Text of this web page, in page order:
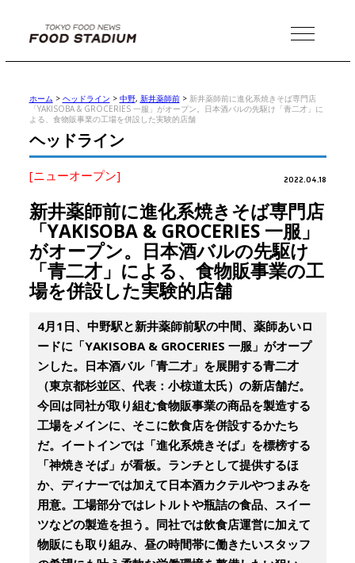
MENU
ホーム > ヘッドライン > 中野, 新井薬師前> 新井薬師前に進化系焼きそば専門店
「YAKISOBA & GROCERIES 一服」がオープン。日本酒バルの先駆け「青二才」に
よる、食物販事業の工場を併設した実験的店舗
ヘッドライン
[ニューオープン] 2022.04.18
新井薬師前に進化系焼きそば専門店
「YAKISOBA & GROCERIES 一服」
がオープン。日本酒バルの先駆け
「青二才」による、食物販事業の工
場を併設した実験的店舗
4月1日、中野駅と新井薬師前駅の中間、薬師あいロ
ードに「YAKISOBA & GROCERIES 一服」がオープ
ンした。日本酒バル「青二才」を展開する青二才
（東京都杉並区、代表：小椋道太氏）の新店舗だ。
今回は同社が取り組む食物販事業の商品を製造する
工場をメインに、そこに飲食店を併設するかたち
だ。イートインでは「進化系焼きそば」を標榜する
「神焼きそば」が看板。ランチとして提供するほ
か、ディナーでは加えて日本酒カクテルやつまみを
用意。工場部分ではレトルトや瓶詰の食品、スイー
ツなどの製造を担う。同社では飲食店運営に加えて
物販にも取り組み、昼の時間帯に働きたいスタッフ